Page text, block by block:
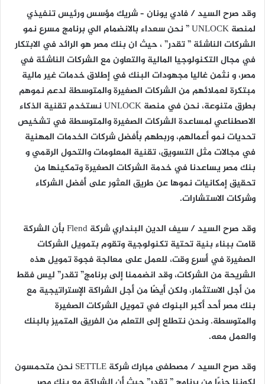
وقد صرح السيد / فادي يونان – شريك مؤسس ورئيس تنفيذي
لمنصة UNLOCK ” نحن سعداء بالانضمام الي برنامج مسرع نمو
الشركات الناشئة ” تقدر” ، حيث ان بنك مصر هو الرائد في الابتكار
في مجال التكنولوجيا المالية والتعاون مع الشركات الناشئة في
مصر، و نثمن غاليا مجهودات البنك في إطلاق خدمات غير مالية
مبتكرة لعملائهم من الشركات الصغيرة والمتوسطة لدعم نموهم
بطرق متنوعة، نحن في منصة UNLOCK نستخدم تقنية الذكاء
الاصطناعي لمساعدة الشركات الصغيرة والمتوسطة في تشخيص
تحديات نمو أعمالهم، وربطهم بأفضل شركات الخدمات المهنية
في مجالات مثل التسويق، تقنية المعلومات والتحول الرقمي و
بنك مصر يساعدنا في خدمة الشركات الصغيرة وتمكينها من
تحقيق إمكانيات نموها عن طريق العثور على أفضل الشركاء
وشركات الاستشارات.
وقد صرح السيد / سيف الدين البنداري شركة Flend بأن الشركة
قامت ببناء بنية تحتية تكنولوجية وتقوم بتمويل الشركات
الصغيرة في أسرع وقت، للعمل على معالجة فجوة تمويل هذه
الشريحة من الشركات، وقد انضممنا إلى برنامج” تقدر” ليس فقط
من أجل الاستثمار، ولكن أيضًا من أجل الشراكة الإستراتيجية مع
بنك مصر أحد أكبر البنوك في تمويل الشركات الصغيرة
والمتوسطة. ونحن نتطلع إلى التعلم من الفريق المتميز بالبنك
والعمل معه.
وقد صرح السيد / مصطفى مبارك شركة SETTLE نحن متحمسون